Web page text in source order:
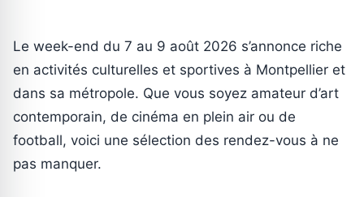
Le week-end du 7 au 9 août 2026 s’annonce riche
en activités culturelles et sportives à Montpellier et
dans sa métropole. Que vous soyez amateur d’art
contemporain, de cinéma en plein air ou de
football, voici une sélection des rendez-vous à ne
pas manquer.